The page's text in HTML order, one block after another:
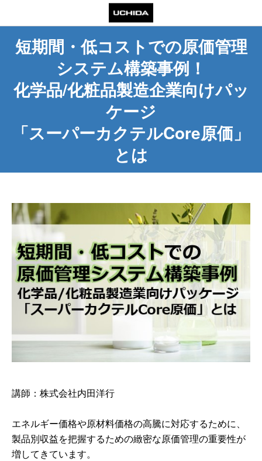
短期間・低コストでの原価管理
システム構築事例！
化学品/化粧品製造企業向けパッ
ケージ
「スーパーカクテルCore原価」
とは
講師：株式会社内田洋行
エネルギー価格や原材料価格の高騰に対応するために、
製品別収益を把握するための緻密な原価管理の重要性が
増してきています。